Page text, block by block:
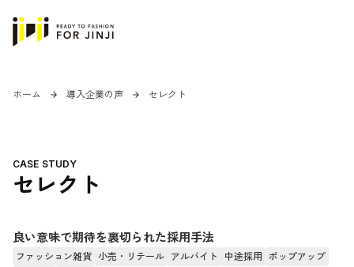
ホーム arrow_forward 導入企業の声 arrow_forward セレクト
CASE STUDY
セレクト
良い意味で期待を裏切られた採用手法
ファッション雑貨 小売・リテール アルバイト 中途採用
ポップアップ